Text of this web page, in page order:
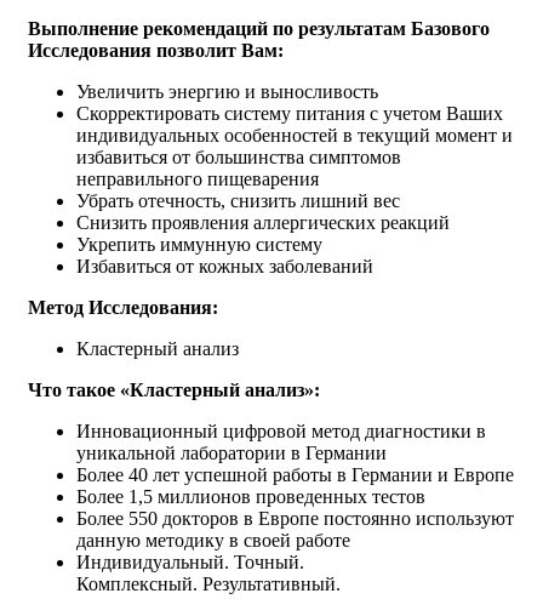
Выполнение рекомендаций по результатам Базового
Исследования позволит Вам:
Увеличить энергию и выносливость
Скорректировать систему питания с учетом Ваших
индивидуальных особенностей в текущий момент и
избавиться от большинства симптомов
неправильного пищеварения
Убрать отечность, снизить лишний вес
Снизить проявления аллергических реакций
Укрепить иммунную систему
Избавиться от кожных заболеваний
Метод Исследования:
Кластерный анализ
Что такое «Кластерный анализ»:
Инновационный цифровой метод диагностики в
уникальной лаборатории в Германии
Более 40 лет успешной работы в Германии и Европе
Более 1,5 миллионов проведенных тестов
Более 550 докторов в Европе постоянно используют
данную методику в своей работе
Индивидуальный. Точный.
Комплексный. Результативный.